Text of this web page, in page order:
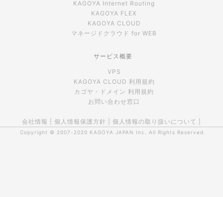
KAGOYA Internet Routing
KAGOYA FLEX
KAGOYA CLOUD
マネージドクラウド for WEB
サービス概要
VPS
KAGOYA CLOUD 利用規約
カゴヤ・ドメイン 利用規約
お問い合わせ窓口
会社情報 個人情報保護方針 個人情報の取り扱いについて
Copyright © 2007-2020 KAGOYA JAPAN Inc. All Rights Reserved.